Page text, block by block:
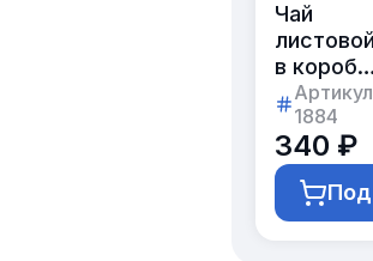
Чай
в
«домик»
50г
с вашим
1884
340 ₽
Под